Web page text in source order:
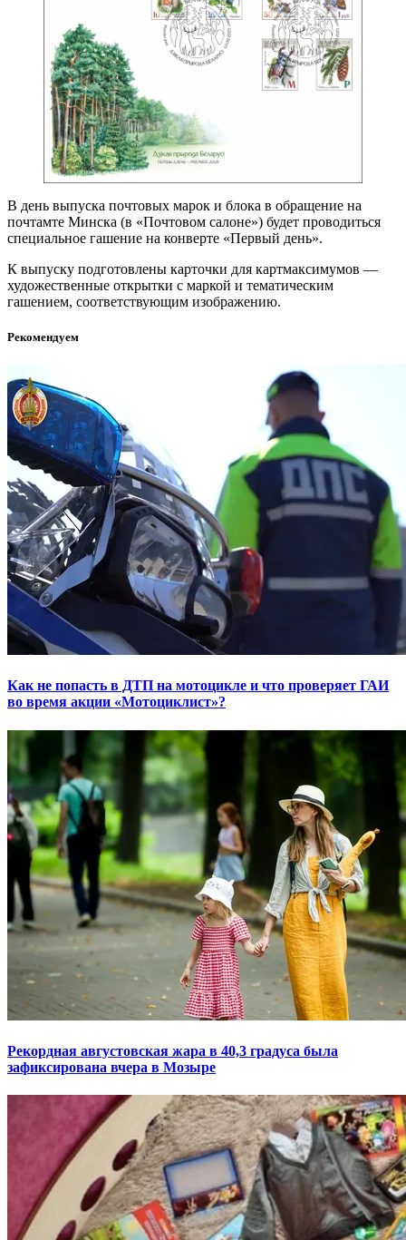
В день выпуска почтовых марок и блока в обращение на
почтамте Минска (в «Почтовом салоне») будет проводиться
специальное гашение на конверте «Первый день».
К выпуску подготовлены карточки для картмаксимумов —
художественные открытки с маркой и тематическим
гашением, соответствующим изображению.
Рекомендуем
Как не попасть в ДТП на мотоцикле и что проверяет ГАИ
во время акции «Мотоциклист»?
Рекордная августовская жара в 40,3 градуса была
зафиксирована вчера в Мозыре